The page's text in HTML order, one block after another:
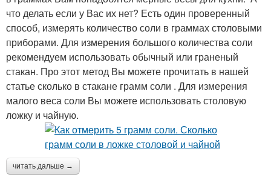
что делать если у Вас их нет? Есть один проверенный
способ, измерять количество соли в граммах столовыми
приборами. Для измерения большого количества соли
рекомендуем использовать обычный или граненый
стакан. Про этот метод Вы можете прочитать в нашей
статье сколько в стакане грамм соли . Для измерения
малого веса соли Вы можете использовать столовую
ложку и чайную.
читать дальше →